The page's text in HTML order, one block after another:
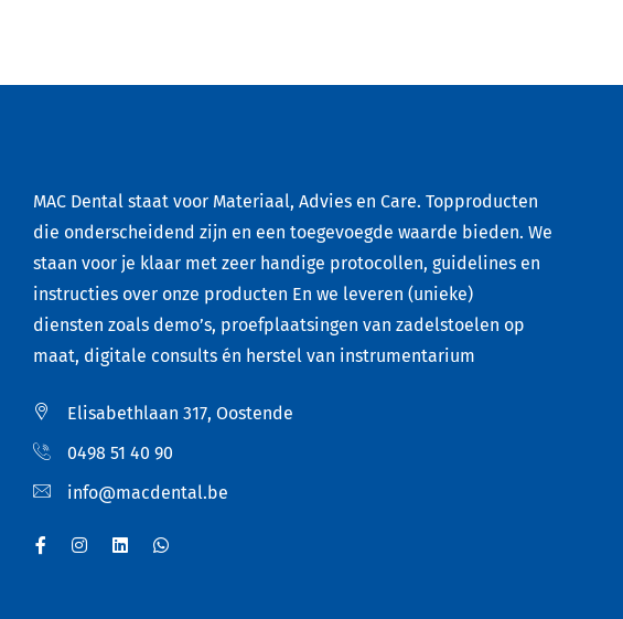
MAC Dental staat voor Materiaal, Advies en Care. Topproducten
die onderscheidend zijn en een toegevoegde waarde bieden. We
staan voor je klaar met zeer handige protocollen, guidelines en
instructies over onze producten En we leveren (unieke)
diensten zoals demo’s, proefplaatsingen van zadelstoelen op
maat, digitale consults én herstel van instrumentarium
Elisabethlaan 317, Oostende
0498 51 40 90
info@macdental.be